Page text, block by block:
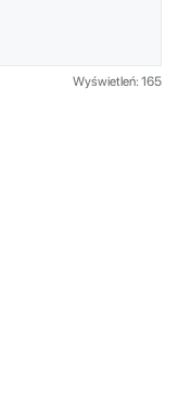
Wyświetleń: 165